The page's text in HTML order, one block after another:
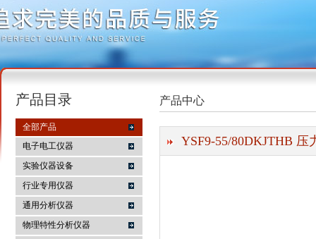
麦科仪（北京）科技有限公司
产品目录
全部产品
电子电工仪器
实验仪器设备
行业专用仪器
通用分析仪器
物理特性分析仪器
产品中心
YSF9-55/80DKJTHB 压